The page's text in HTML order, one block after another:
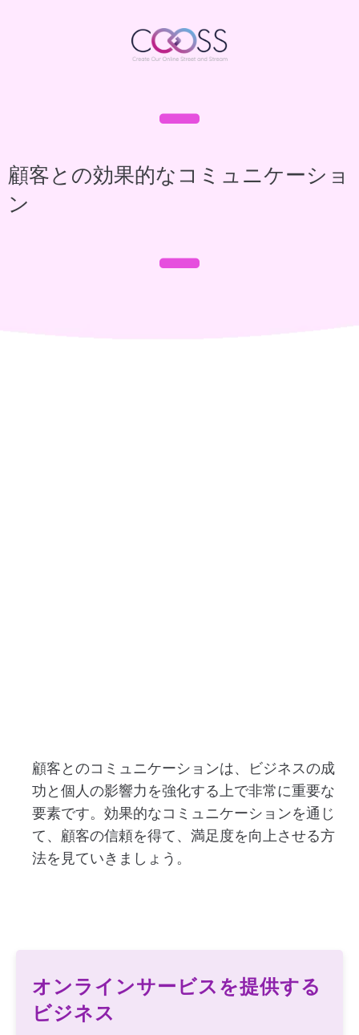
顧客との効果的なコミュニケーショ
ン
顧客とのコミュニケーションは、ビジネスの成
功と個人の影響力を強化する上で非常に重要な
要素です。効果的なコミュニケーションを通じ
て、顧客の信頼を得て、満足度を向上させる方
法を見ていきましょう。
オンラインサービスを提供する
ビジネス